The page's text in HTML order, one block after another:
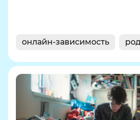
онлайн-зависимость